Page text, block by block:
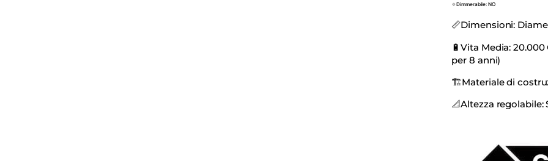
🔅Dimmerabile: NO
📏Dimensioni:
🔋Vita Media:
per 8 anni)
🏗Materiale di
📐Altezza regolabile: